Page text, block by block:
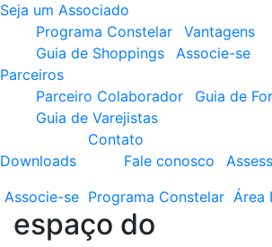
Seja um Associado
Programa Constelar
Vantagens
Guia de Shoppings
Associe-se
Parceiros
Parceiro Colaborador
Guia de
Guia de Varejistas
Downloads
Contato
Fale conosco
Associe-se Programa Constelar Área
espaço do